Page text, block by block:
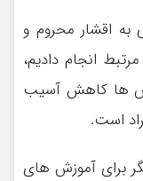
اقشار محروم و
انجام دادیم،
ها کاهش آسیب
است.
برای آموزش های